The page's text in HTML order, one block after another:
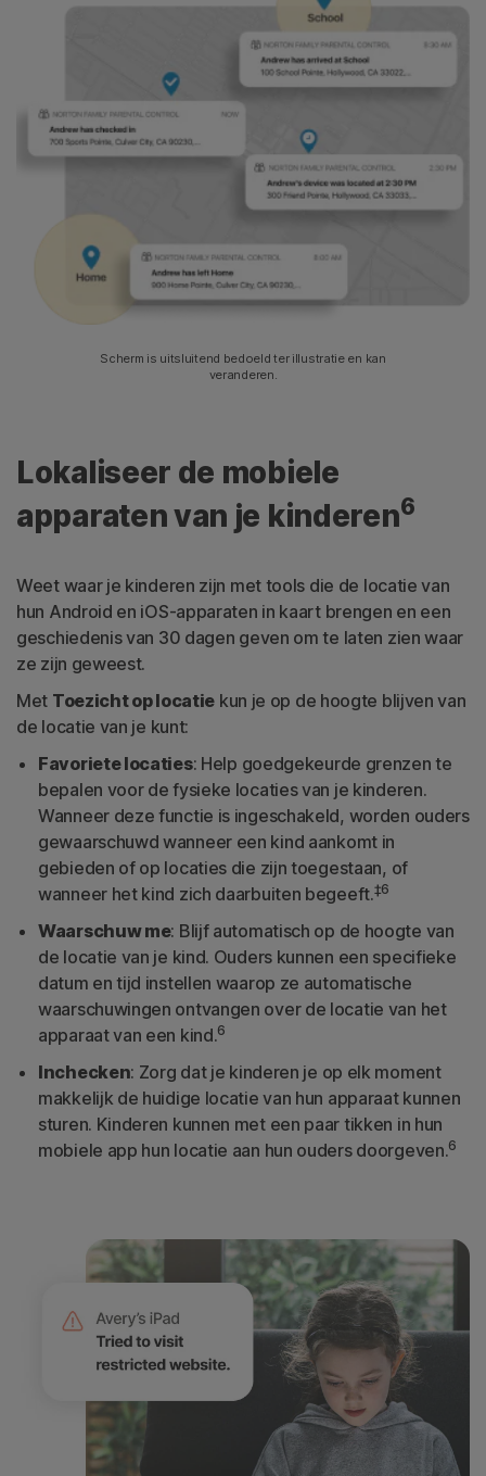
Scherm is uitsluitend bedoeld ter illustratie en kan
veranderen.
Lokaliseer de mobiele
apparaten van je kinderen6
Weet waar je kinderen zijn met tools die de locatie van
hun Android en iOS-apparaten in kaart brengen en een
geschiedenis van 30 dagen geven om te laten zien waar
ze zijn geweest.
Met Toezicht op locatie kun je op de hoogte blijven van
de locatie van je kunt:
Favoriete locaties: Help goedgekeurde grenzen te
bepalen voor de fysieke locaties van je kinderen.
Wanneer deze functie is ingeschakeld, worden ouders
gewaarschuwd wanneer een kind aankomt in
gebieden of op locaties die zijn toegestaan, of
wanneer het kind zich daarbuiten begeeft.‡6
Waarschuw me: Blijf automatisch op de hoogte van
de locatie van je kind. Ouders kunnen een specifieke
datum en tijd instellen waarop ze automatische
waarschuwingen ontvangen over de locatie van het
apparaat van een kind.6
Inchecken: Zorg dat je kinderen je op elk moment
makkelijk de huidige locatie van hun apparaat kunnen
sturen. Kinderen kunnen met een paar tikken in hun
mobiele app hun locatie aan hun ouders doorgeven.6